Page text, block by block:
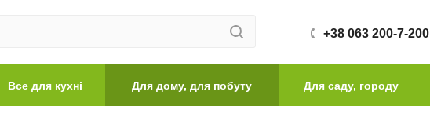
+38 063 200-7-200
Все для кухні Для дому, для побуту Для саду, городу